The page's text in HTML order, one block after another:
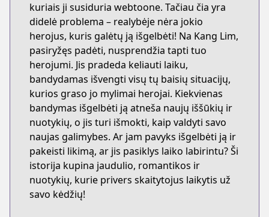
kuriais ji susiduria webtoone. Tačiau čia yra
didelė problema – realybėje nėra jokio
herojus, kuris galėtų ją išgelbėti! Na Kang Lim,
pasiryžęs padėti, nusprendžia tapti tuo
herojumi. Jis pradeda keliauti laiku,
bandydamas išvengti visų tų baisių situacijų,
kurios graso jo mylimai herojai. Kiekvienas
bandymas išgelbėti ją atneša naujų iššūkių ir
nuotykių, o jis turi išmokti, kaip valdyti savo
naujas galimybes. Ar jam pavyks išgelbėti ją ir
pakeisti likimą, ar jis pasiklys laiko labirintu? Ši
istorija kupina jaudulio, romantikos ir
nuotykių, kurie privers skaitytojus laikytis už
savo kėdžių!